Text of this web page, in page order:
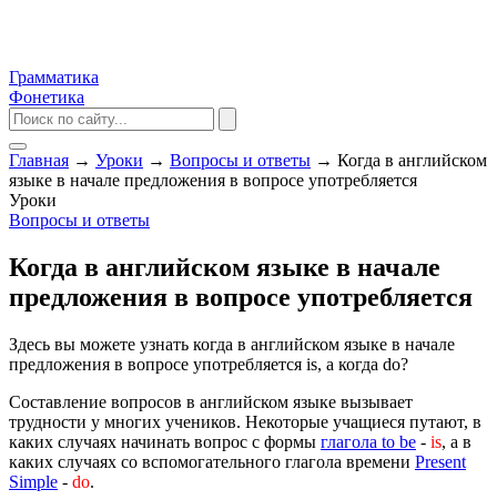
Грамматика
Фонетика
Главная → Уроки → Вопросы и ответы → Когда в английском
языке в начале предложения в вопросе употребляется
Уроки
Вопросы и ответы
Когда в английском языке в начале
предложения в вопросе употребляется
Здесь вы можете узнать когда в английском языке в начале
предложения в вопросе употребляется is, а когда do?
Составление вопросов в английском языке вызывает
трудности у многих учеников. Некоторые учащиеся путают, в
каких случаях начинать вопрос с формы глагола to be - is, а в
каких случаях со вспомогательного глагола времени Present
Simple - do.